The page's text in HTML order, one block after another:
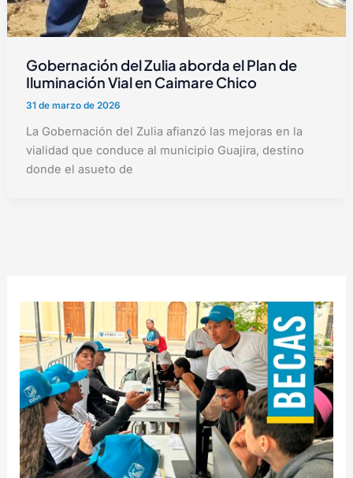
Gobernación del Zulia aborda el Plan de
Iluminación Vial en Caimare Chico
31 de marzo de 2026
La Gobernación del Zulia afianzó las mejoras en la
vialidad que conduce al municipio Guajira, destino
donde el asueto de